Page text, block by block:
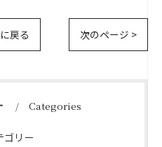
戻る 次のページ >
Categories
ゴリー